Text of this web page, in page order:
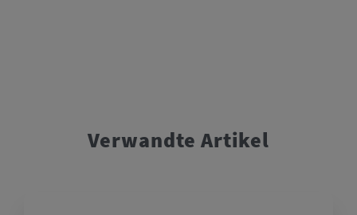
Verwandte Artikel